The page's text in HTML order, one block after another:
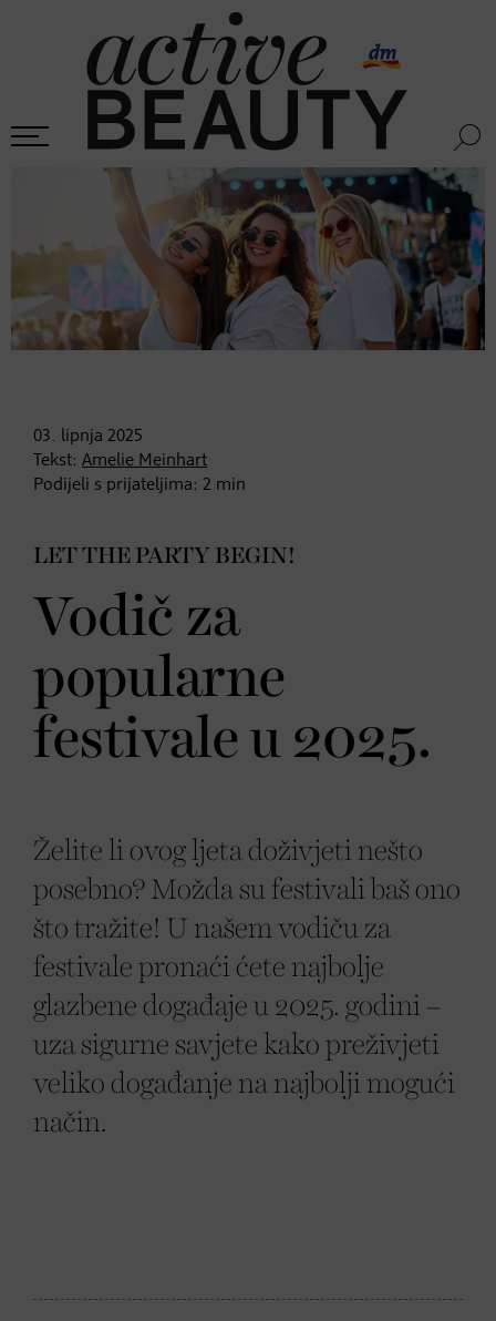
03. lipnja 2025
Tekst: Amelie Meinhart
Podijeli s prijateljima: 2 min
LET THE PARTY BEGIN!
Vodič za
popularne
festivale u 2025.
Želite li ovog ljeta doživjeti nešto
posebno? Možda su festivali baš ono
što tražite! U našem vodiču za
festivale pronaći ćete najbolje
glazbene događaje u 2025. godini –
uza sigurne savjete kako preživjeti
veliko događanje na najbolji mogući
način.